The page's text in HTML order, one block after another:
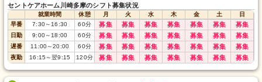
セントケアホーム川崎多摩のシフト募集状況
就業時間 休憩 月 火 水 木 金 土
日
早番
7:30～16:30 60分 募集 募集 募集 募集 募集 募集 募集
日勤 9:00～18:00 60分 募集 募集 募集 募集 募集 募集 募集
遅番 11:00～20:00 60分 募集 募集 募集 募集 募集 募集 募集
夜勤 16:15 ～翌9:15 120分 募集 募集 募集 募集 募集 募集 募集